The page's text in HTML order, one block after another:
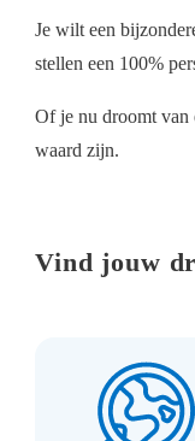
Je wilt een
stellen een 100%
Of je nu droomt van
waard zijn.
Vind jouw